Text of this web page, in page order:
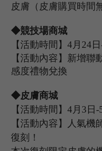
皮膚（皮膚購買時間
◆競技場商城
【活動時間】4 月 24日
【活動內容】新增
感度禮物兌換
◆皮膚商城
【活動時間】4 月 3日-
【活動內容】人氣機
復刻！